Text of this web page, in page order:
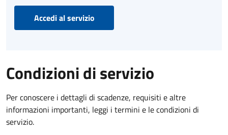
Accedi al servizio
Condizioni di servizio
Per conoscere i dettagli di scadenze, requisiti e altre
informazioni importanti, leggi i termini e le condizioni di
servizio.